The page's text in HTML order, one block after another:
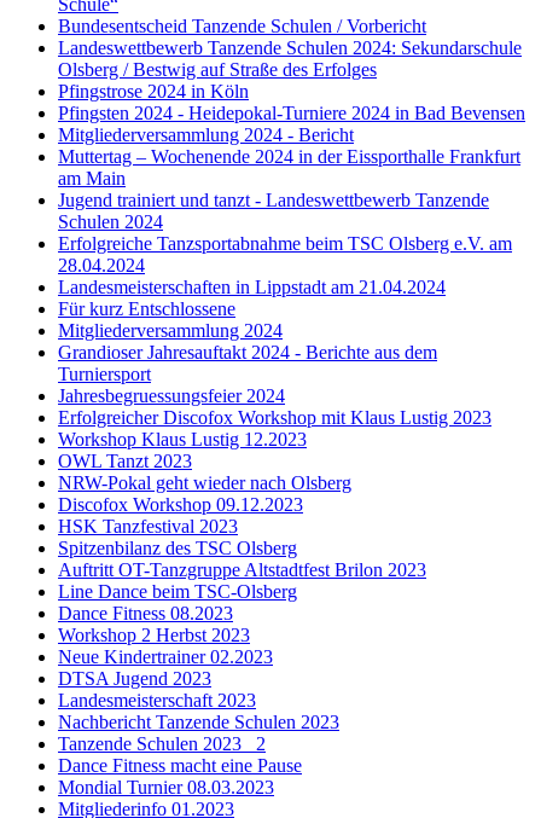
Bundesentscheid Tanzende Schulen / Vorbericht
Landeswettbewerb Tanzende Schulen 2024: Sekundarschule
Olsberg / Bestwig auf Straße des Erfolges
Pfingstrose 2024 in Köln
Pfingsten 2024 - Heidepokal-Turniere 2024 in Bad Bevensen
Mitgliederversammlung 2024 - Bericht
Muttertag – Wochenende 2024 in der Eissporthalle Frankfurt
am Main
Jugend trainiert und tanzt - Landeswettbewerb Tanzende
Schulen 2024
Erfolgreiche Tanzsportabnahme beim TSC Olsberg e.V. am
28.04.2024
Landesmeisterschaften in Lippstadt am 21.04.2024
Für kurz Entschlossene
Mitgliederversammlung 2024
Grandioser Jahresauftakt 2024 - Berichte aus dem
Turniersport
Jahresbegruessungsfeier 2024
Erfolgreicher Discofox Workshop mit Klaus Lustig 2023
Workshop Klaus Lustig 12.2023
OWL Tanzt 2023
NRW-Pokal geht wieder nach Olsberg
Discofox Workshop 09.12.2023
HSK Tanzfestival 2023
Spitzenbilanz des TSC Olsberg
Auftritt OT-Tanzgruppe Altstadtfest Brilon 2023
Line Dance beim TSC-Olsberg
Dance Fitness 08.2023
Workshop 2 Herbst 2023
Neue Kindertrainer 02.2023
DTSA Jugend 2023
Landesmeisterschaft 2023
Nachbericht Tanzende Schulen 2023
Tanzende Schulen 2023 _2
Dance Fitness macht eine Pause
Mondial Turnier 08.03.2023
Mitgliederinfo 01.2023